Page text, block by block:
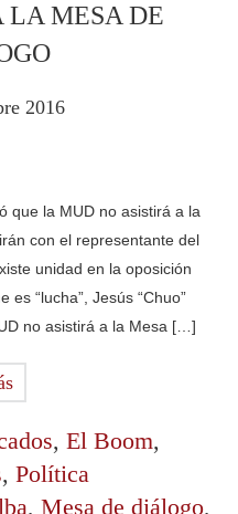
LA MESA DE
2016
que la MUD no asistirá a la
con el representante del
unidad en la oposición
“lucha”, Jesús “Chuo”
no asistirá a la Mesa […]
, El Boom,
, Política
, Mesa de diálogo,